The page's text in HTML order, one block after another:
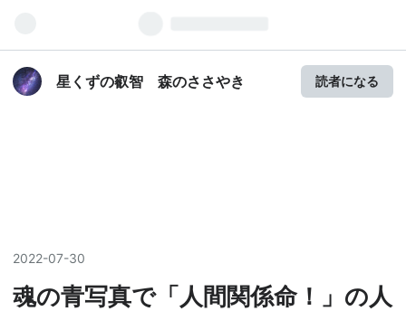
星くずの叡智 森のささやき 読者になる
2022-07-30
魂の青写真で「人間関係命！」の人